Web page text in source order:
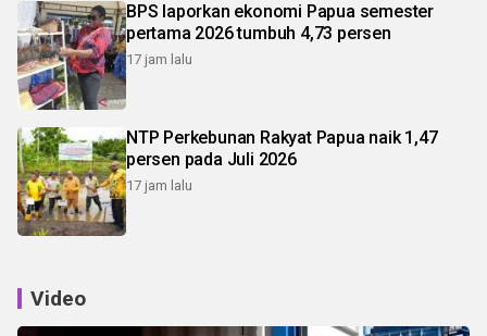
BPS laporkan ekonomi Papua semester
pertama 2026 tumbuh 4,73 persen
17 jam lalu
NTP Perkebunan Rakyat Papua naik 1,47
persen pada Juli 2026
17 jam lalu
Video